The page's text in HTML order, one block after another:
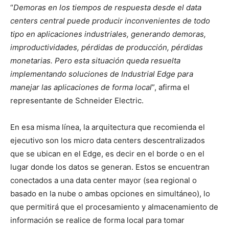
“Demoras en los tiempos de respuesta desde el data
centers central puede producir inconvenientes de todo
tipo en aplicaciones industriales, generando demoras,
improductividades, pérdidas de producción, pérdidas
monetarias. Pero esta situación queda resuelta
implementando soluciones de Industrial Edge para
manejar las aplicaciones de forma local”, afirma el
representante de Schneider Electric.
En esa misma línea, la arquitectura que recomienda el
ejecutivo son los micro data centers descentralizados
que se ubican en el Edge, es decir en el borde o en el
lugar donde los datos se generan. Estos se encuentran
conectados a una data center mayor (sea regional o
basado en la nube o ambas opciones en simultáneo), lo
que permitirá que el procesamiento y almacenamiento de
información se realice de forma local para tomar